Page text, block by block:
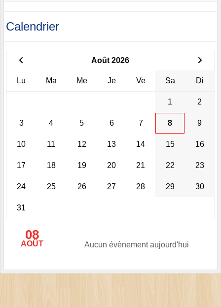
Calendrier
Août 2026
Lu Ma Me Je Ve Sa Di
1 2
3 4 5 6 7 8 9
10 11 12 13 14 15 16
17 18 19 20 21 22 23
24 25 26 27 28 29 30
31
08
AOÛT Aucun évènement aujourd'hui